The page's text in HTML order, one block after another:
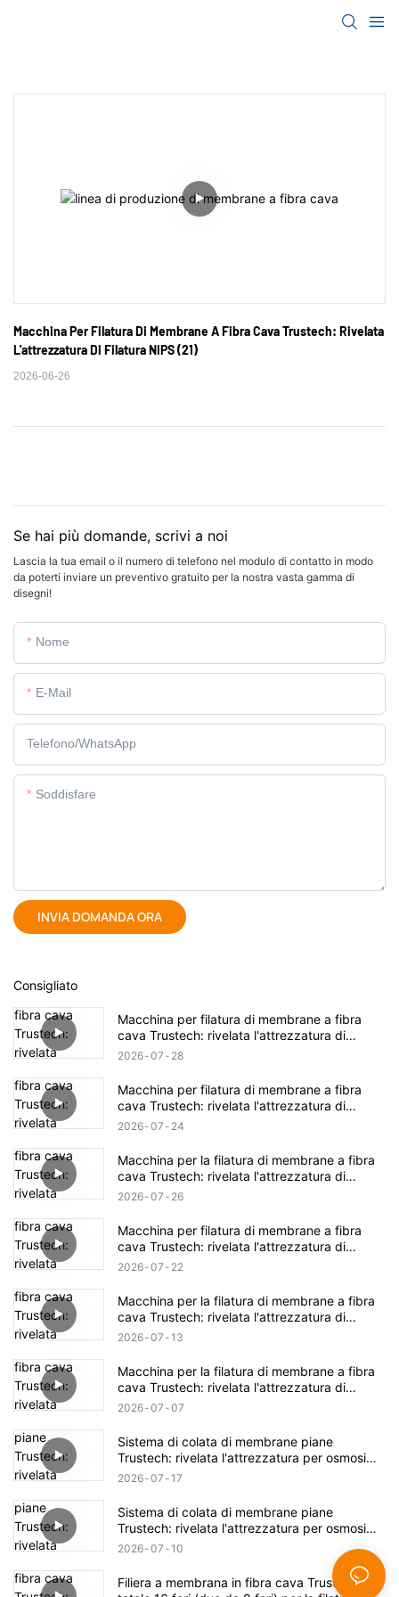
Macchina Per Filatura Di Membrane A Fibra Cava Trustech: Rivelata
L'attrezzatura Di Filatura NIPS (21)
2026-06-26
Se hai più domande, scrivi a noi
Lascia la tua email o il numero di telefono nel modulo di contatto in modo
da poterti inviare un preventivo gratuito per la nostra vasta gamma di
disegni!
Nome
E-Mail
Telefono/WhatsApp
Soddisfare
INVIA DOMANDA ORA
Consigliato
Macchina per filatura di membrane a fibra
cava Trustech: rivelata l'attrezzatura di
filatura TIPS (17)
2026 07 28
Macchina per filatura di membrane a fibra
cava Trustech: rivelata l'attrezzatura di
filatura TIPS (16)
2026 07 24
Macchina per la filatura di membrane a fibra
cava Trustech: rivelata l'attrezzatura di
filatura NIPS (18)
2026 07 26
Macchina per filatura di membrane a fibra
cava Trustech: rivelata l'attrezzatura di
filatura NIPS (17)
2026 07 22
Macchina per la filatura di membrane a fibra
cava Trustech: rivelata l'attrezzatura di
filatura NIPS (16)
2026 07 13
Macchina per la filatura di membrane a fibra
cava Trustech: rivelata l'attrezzatura di
filatura NIPS (15)
2026 07 07
Sistema di colata di membrane piane
Trustech: rivelata l'attrezzatura per osmosi
inversa (XIV)
2026 07 17
Sistema di colata di membrane piane
Trustech: rivelata l'attrezzatura per osmosi
inversa (XIII)
2026 07 10
Filiera a membrana in fibra cava Trustech: